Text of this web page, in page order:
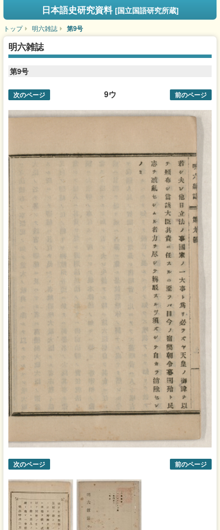
日本語史研究資料 [国立国語研究所蔵]
トップ 明六雑誌 第9号
明六雑誌
第9号
9ウ
次のページ 前のページ
次のページ 前のページ